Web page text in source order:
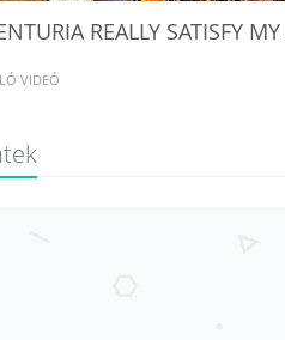
VIDEÓ